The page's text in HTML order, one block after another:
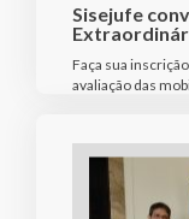
Sisejufe
Faça sua
avaliação das